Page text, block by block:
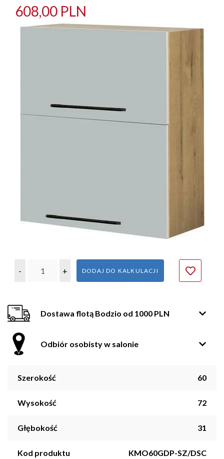
608,00 PLN
- + DODAJ DO KALKULACJI
Dostawa flotą Bodzio od 1000 PLN
Odbiór osobisty w salonie
Szerokość 60
Wysokość 72
Głębokość 31
Kod produktu KMO60GDP-SZ/DSC